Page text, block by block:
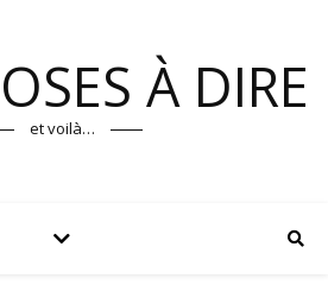
À DIRE
et voilà…